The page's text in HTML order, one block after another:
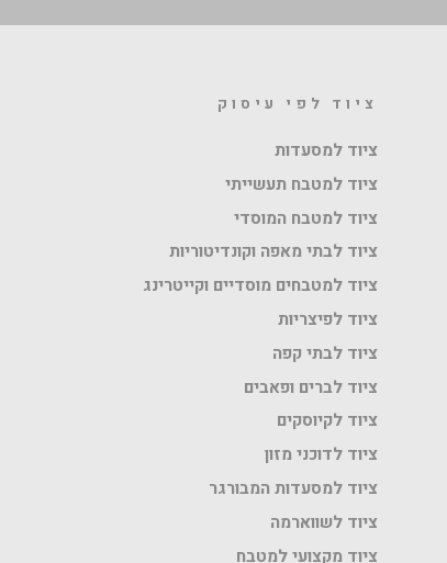
ציוד לפי עיסוק
ציוד למסעדות
ציוד למטבח תעשייתי
ציוד למטבח המוסדי
ציוד לבתי מאפה וקונדיטוריות
ציוד למטבחים מוסדיים וקייטרינג
ציוד לפיצריות
ציוד לבתי קפה
ציוד לברים ופאבים
ציוד לקיוסקים
ציוד לדוכני מזון
ציוד למסעדות המבורגר
ציוד לשווארמה
ציוד מקצועי למטבח